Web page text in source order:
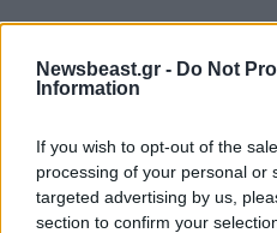
Newsbeast.gr - Do Not
Information
If you wish to opt-out of the
processing of your personal or
targeted advertising by us,
section to confirm your